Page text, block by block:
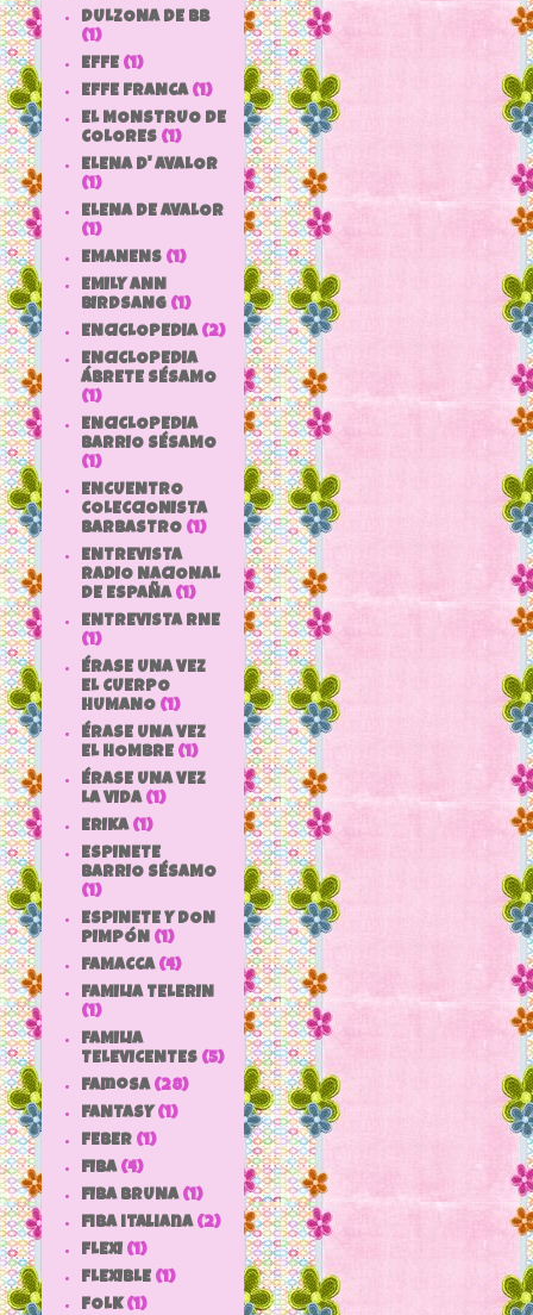
DULZONA DE BB
(1)
EFFE (1)
EFFE FRANCA (1)
EL MONSTRUO DE
COLORES (1)
ELENA D' AVALOR
(1)
ELENA DE AVALOR
(1)
EMANENS (1)
EMILY ANN
BIRDSANG (1)
ENCICLOPEDIA (2)
ENCICLOPEDIA
ÁBRETE SÉSAMO
(1)
ENCICLOPEDIA
BARRIO SÉSAMO
(1)
ENCUENTRO
COLECCIONISTA
BARBASTRO (1)
ENTREVISTA
RADIO NACIONAL
DE ESPAÑA (1)
ENTREVISTA RNE
(1)
ÉRASE UNA VEZ
EL CUERPO
HUMANO (1)
ÉRASE UNA VEZ
EL HOMBRE (1)
ÉRASE UNA VEZ
LA VIDA (1)
ERIKA (1)
ESPINETE
BARRIO SÉSAMO
(1)
ESPINETE Y DON
PIMPÓN (1)
FAMACCA (4)
FAMILIA TELERIN
(1)
FAMILIA
TELEVICENTES (5)
Famosa (28)
FANTASY (1)
FEBER (1)
FIBA (4)
FIBA BRUNA (1)
fiba italiana (2)
FLEXI (1)
FLEXIBLE (1)
FOLK (1)